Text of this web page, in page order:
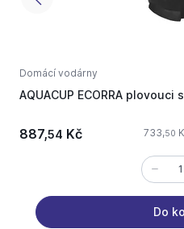
Domácí vodárny
AQUACUP ECORRA plovouci
887,54 Kč 733,50
Do